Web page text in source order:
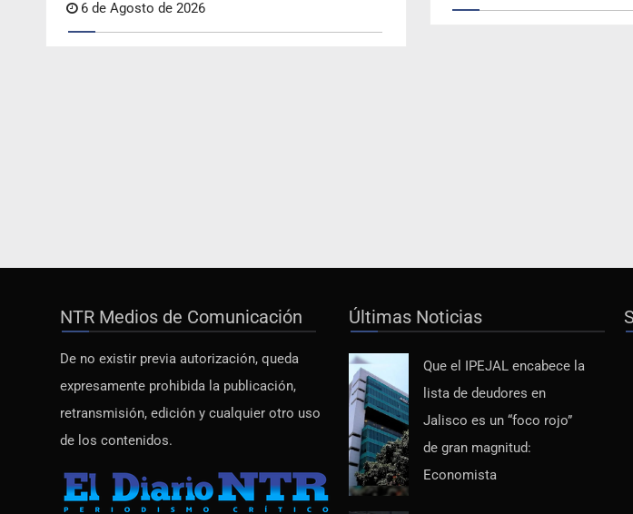
6 de Agosto de 2026
NTR Medios de Comunicación
De no existir previa autorización, queda
expresamente prohibida la publicación,
retransmisión, edición y cualquier otro uso
de los contenidos.
Últimas Noticias
Que el IPEJAL encabece la
lista de deudores en
Jalisco es un “foco rojo”
de gran magnitud:
Economista